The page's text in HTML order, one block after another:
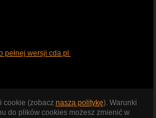
pełnej wersji cda.pl
cookie (zobacz naszą politykę). Warunki
do plików cookies możesz zmienić w